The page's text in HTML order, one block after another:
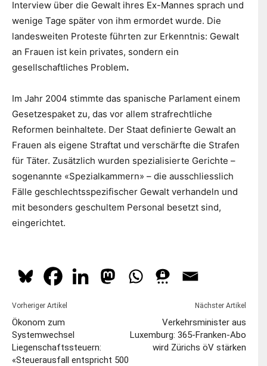
Interview über die Gewalt ihres Ex-Mannes sprach und
wenige Tage später von ihm ermordet wurde. Die
landesweiten Proteste führten zur Erkenntnis: Gewalt
an Frauen ist kein privates, sondern ein
gesellschaftliches Problem.
Im Jahr 2004 stimmte das spanische Parlament einem
Gesetzespaket zu, das vor allem strafrechtliche
Reformen beinhaltete. Der Staat definierte Gewalt an
Frauen als eigene Straftat und verschärfte die Strafen
für Täter. Zusätzlich wurden spezialisierte Gerichte –
sogenannte «Spezialkammern» – die ausschliesslich
Fälle geschlechtsspezifischer Gewalt verhandeln und
mit besonders geschultem Personal besetzt sind,
eingerichtet.
Vorheriger Artikel
Ökonom zum
Systemwechsel
Liegenschaftssteuern:
«Steuerausfall entspricht 500
Nächster Artikel
Verkehrsminister aus
Luxemburg: 365-Franken-Abo
wird Zürichs öV stärken